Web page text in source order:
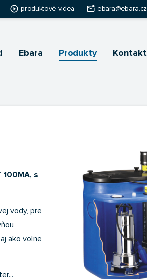
play_circle_outline produktové videa mark_email_unread ebara@ebara.cz
Ebara Produkty Kontakt
100MA, s
vody, pre
ako voľne